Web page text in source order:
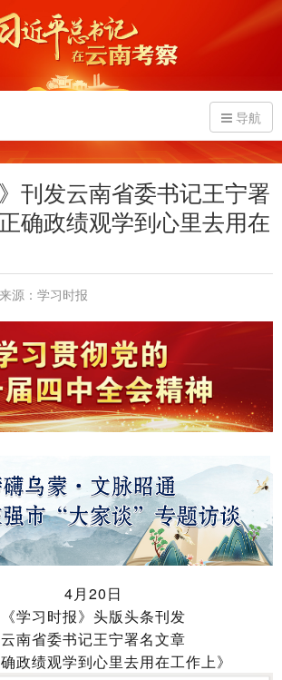
导航
刊发云南省委书记王宁署
确政绩观学到心里去用在
来源：学习时报
4月20日
《学习时报》头版头条刊发
云南省委书记王宁署名文章
政绩观学到心里去用在工作上》